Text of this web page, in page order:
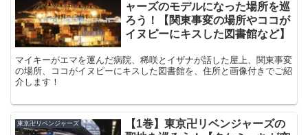
ャーズのモデルになった場所を巡
ろう！【関東事変の場所やココが
イヌピーにキスした図書館など】
マイキーがエマを運んだ病院、稀咲とイザナが話した屋上、関東事変
の場所、ココがイヌピーにキスした図書館を、住所と画像付きでご紹
介します！
東京卍リベンジャーズ
【1巻】東京卍リベンジャーズの